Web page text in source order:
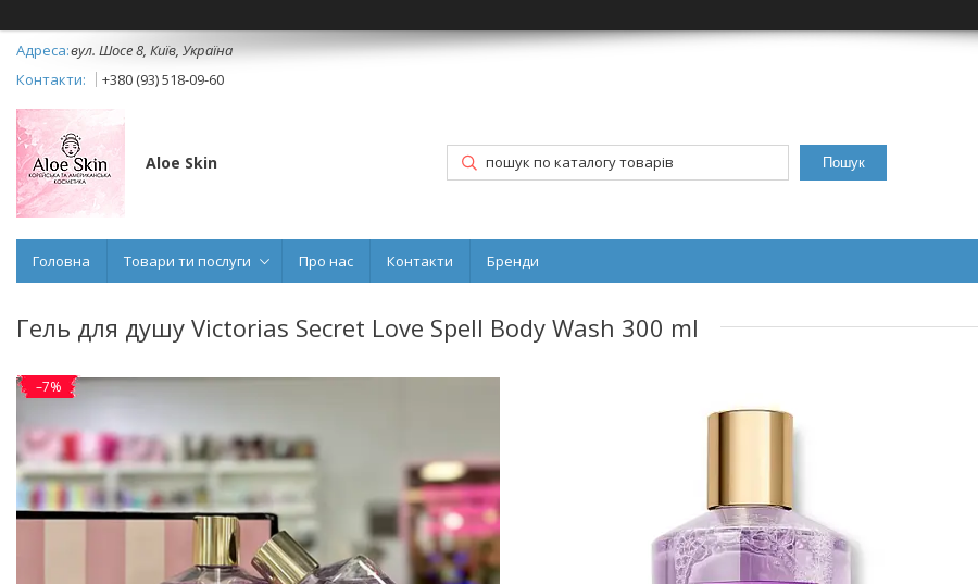
вул. Шосе 8, Київ, Україна
+380 (93) 518-09-60
Aloe Skin Пошук
Головна Товари ти послуги Про нас Контакти Бренди
Гель для душу Victorias Secret Love Spell Body Wash 300 ml
–7%